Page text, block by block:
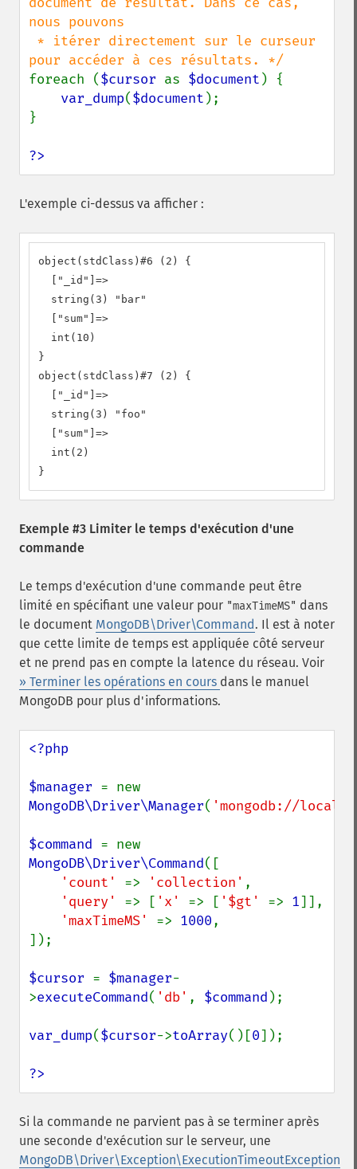
nous pouvons
foreach ($cursor as $document ) {
var_dump($document );
}
?>
L'exemple ci-dessus va afficher :
object(stdClass)#6 (2) {
  ["_id"]=>
  string(3) "bar"
  ["sum"]=>
  int(10)
}
object(stdClass)#7 (2) {
  ["_id"]=>
  string(3) "foo"
  ["sum"]=>
  int(2)
}
Exemple #3 Limiter le temps d'exécution d'une
commande
Le temps d'exécution d'une commande peut être
limité en spécifiant une valeur pour "maxTimeMS" dans
le document MongoDB\Driver\Command . Il est à noter
que cette limite de temps est appliquée côté serveur
et ne prend pas en compte la latence du réseau. Voir
» Terminer les opérations en cours dans le manuel
MongoDB pour plus d'informations.
<?php
$manager
MongoDB\Driver\Manager( 'mongodb://
$command
MongoDB\Driver\Command([
'count' => 'collection' ,
'query' => [ 'x' => [ '$gt' => 1]],
'maxTimeMS' => 1000,
]);
$cursor = $manager-
>executeCommand( 'db' , $command );
var_dump($cursor->toArray()[0]);
?>
Si la commande ne parvient pas à se terminer après
une seconde d'exécution sur le serveur, une
MongoDB\Driver\Exception\ExecutionTimeoutException